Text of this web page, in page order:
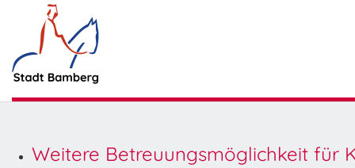
Weitere Betreuungsmöglichkeit für